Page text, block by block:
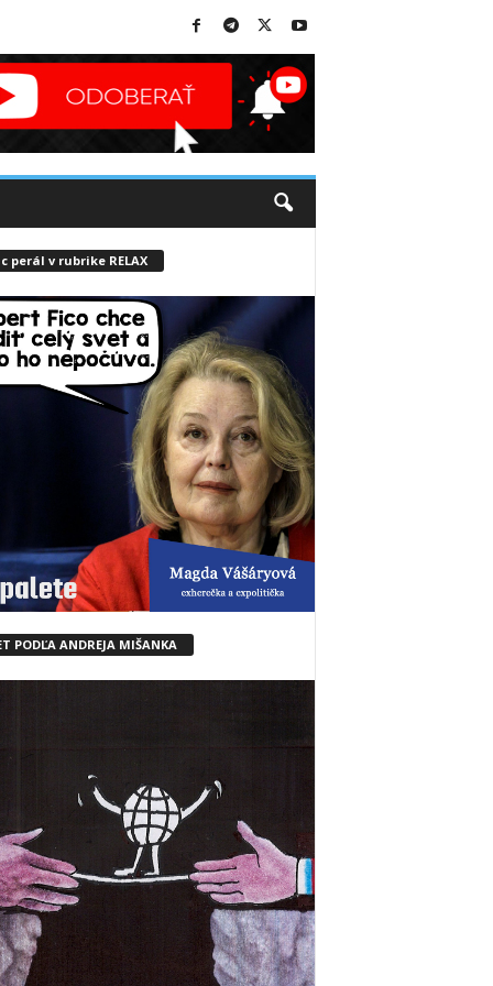
perál v rubrike RELAX
PODĽA ANDREJA MIŠANKA